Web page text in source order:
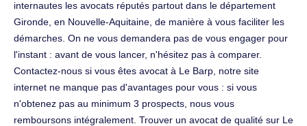
internautes les avocats réputés partout dans le département
Gironde, en Nouvelle-Aquitaine, de manière à vous faciliter les
démarches. On ne vous demandera pas de vous engager pour
l'instant : avant de vous lancer, n'hésitez pas à comparer.
Contactez-nous si vous êtes avocat à Le Barp, notre site
internet ne manque pas d'avantages pour vous : si vous
n'obtenez pas au minimum 3 prospects, nous vous
remboursons intégralement. Trouver un avocat de qualité sur Le